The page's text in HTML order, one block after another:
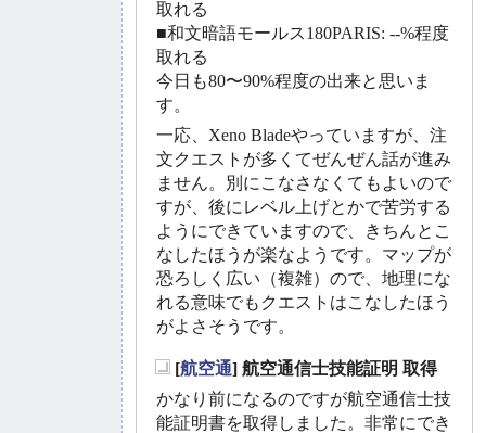
取れる
■和文暗語モールス180PARIS: --%程度
取れる
今日も80〜90%程度の出来と思いま
す。
一応、Xeno Bladeやっていますが、注
文クエストが多くてぜんぜん話が進み
ません。別にこなさなくてもよいので
すが、後にレベル上げとかで苦労する
ようにできていますので、きちんとこ
なしたほうが楽なようです。マップが
恐ろしく広い（複雑）ので、地理にな
れる意味でもクエストはこなしたほう
がよさそうです。
[航空通] 航空通信士技能証明 取得
かなり前になるのですが航空通信士技
能証明書を取得しました。非常にでき